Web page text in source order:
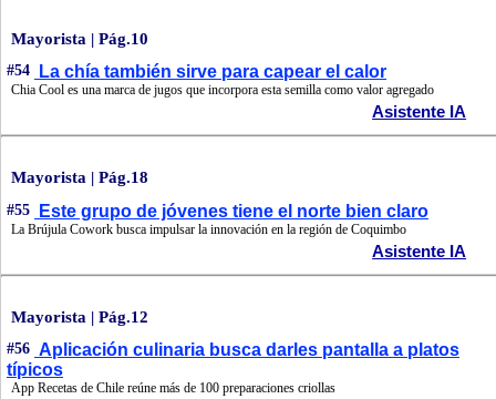
Mayorista | Pág.10
#54 La chía también sirve para capear el calor
Chia Cool es una marca de jugos que incorpora esta semilla como valor agregado
Asistente IA
Mayorista | Pág.18
#55 Este grupo de jóvenes tiene el norte bien claro
La Brújula Cowork busca impulsar la innovación en la región de Coquimbo
Asistente IA
Mayorista | Pág.12
#56 Aplicación culinaria busca darles pantalla a platos
típicos
App Recetas de Chile reúne más de 100 preparaciones criollas